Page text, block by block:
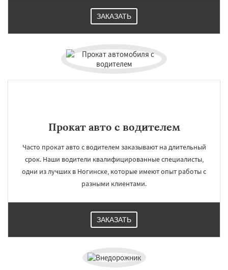
ЗАКАЗАТЬ
Прокат авто с водителем
Часто прокат авто с водителем заказывают на длительный
срок. Наши водители квалифицированные специалисты,
одни из лучших в Ногинске, которые имеют опыт работы с
разными клиентами.
ЗАКАЗАТЬ